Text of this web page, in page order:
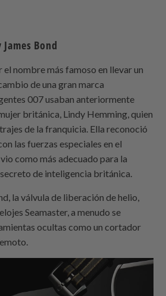
Bond
el nombre más famoso en llevar un
de una gran marca
007 usaban anteriormente
británica, Lindy Hemming, quien
de la franquicia. Ella reconoció
las fuerzas especiales en el
como más adecuado para la
de inteligencia británica.
la válvula de liberación de helio,
Seamaster, a menudo se
ocultas como un cortador